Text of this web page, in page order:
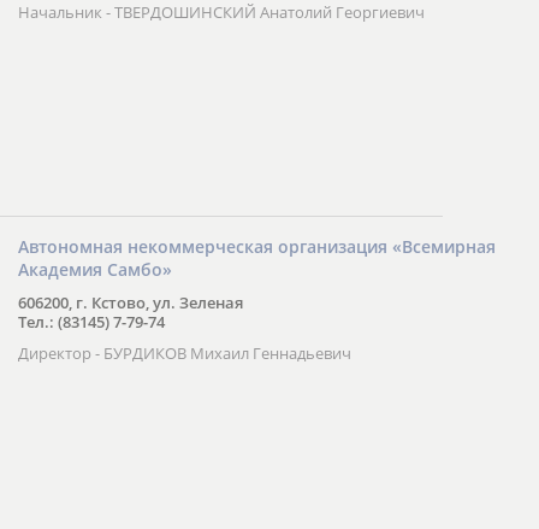
Начальник - ТВЕРДОШИНСКИЙ Анатолий Георгиевич
Автономная некоммерческая организация «Всемирная
Академия Самбо»
606200, г. Кстово, ул. Зеленая
Тел.: (83145) 7-79-74
Директор - БУРДИКОВ Михаил Геннадьевич